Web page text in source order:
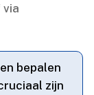
via
bepalen
zijn